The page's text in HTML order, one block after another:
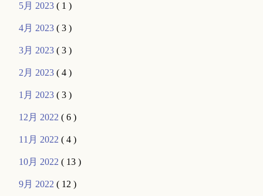
5月 2023( 1 )
4月 2023( 3 )
3月 2023( 3 )
2月 2023( 4 )
1月 2023( 3 )
12月 2022( 6 )
11月 2022( 4 )
10月 2022( 13 )
9月 2022( 12 )